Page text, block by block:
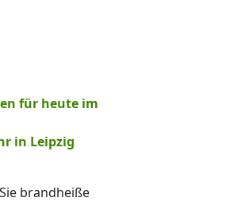
für heute im
in Leipzig
brandheiße